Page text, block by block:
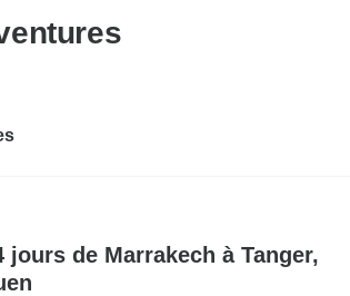
de Marrakech à Tanger,